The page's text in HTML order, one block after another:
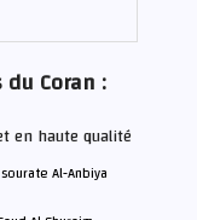
Coran :
en haute qualité